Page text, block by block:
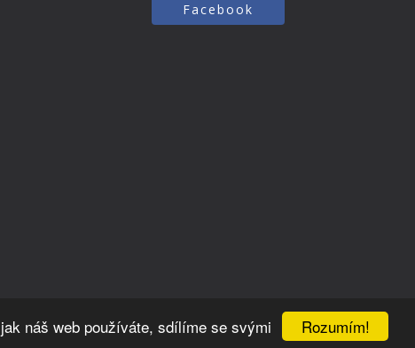
Rozumím!
náš web používáte, sdílíme se svými
Facebook